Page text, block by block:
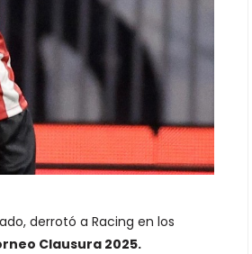
derrotó a Racing en los
Clausura 2025.